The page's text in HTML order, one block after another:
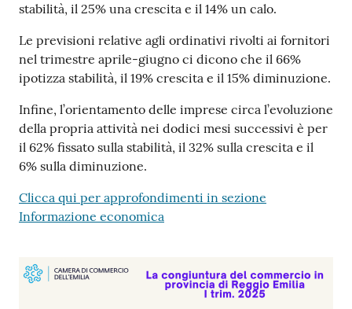
Seguici
stabilità, il 25% una crescita e il 14% un calo.
Le previsioni relative agli ordinativi rivolti ai fornitori
nel trimestre aprile-giugno ci dicono che il 66%
ipotizza stabilità, il 19% crescita e il 15% diminuzione.
Infine, l’orientamento delle imprese circa l’evoluzione
della propria attività nei dodici mesi successivi è per
il 62% fissato sulla stabilità, il 32% sulla crescita e il
6% sulla diminuzione.
Clicca qui per approfondimenti in sezione
Informazione economica